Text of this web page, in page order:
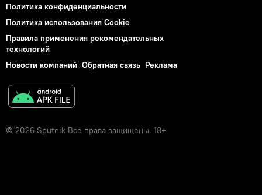
Политика конфиденциальности
Политика использования Cookie
Правила применения рекомендательных
технологий
Новости компаний Обратная связь Реклама
© 2026 Sputnik Все права защищены. 18+